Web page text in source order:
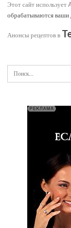
Этот сайт
обрабатываются ваши
Анонсы рецептов в